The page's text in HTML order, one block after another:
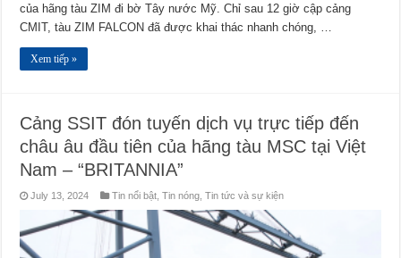
của hãng tàu ZIM đi bờ Tây nước Mỹ. Chỉ sau 12 giờ cập cảng
CMIT, tàu ZIM FALCON đã được khai thác nhanh chóng, …
Xem tiếp »
Cảng SSIT đón tuyến dịch vụ trực tiếp đến
châu âu đầu tiên của hãng tàu MSC tại Việt
Nam – “BRITANNIA”
July 13, 2024 Tin nổi bật ,Tin nóng ,Tin tức và sự kiện